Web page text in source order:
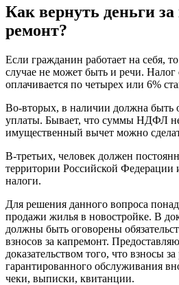
Как вернуть деньги
ремонт?
Если гражданин работает на себя,
случае не может быть и речи. Налог
оплачивается по четырех или 6%
Во-вторых, в наличии должна быть
уплаты. Бывает, что суммы НДФЛ не
имущественный вычет можно
В-третьих, человек должен
территории Российской Федерации
налоги.
Для решения данного вопроса
продажи жилья в новостройке. В
должны быть оговорены
взносов за капремонт.
доказательством того, что взносы
гарантированного обслуживания
чеки, выписки, квитанции.